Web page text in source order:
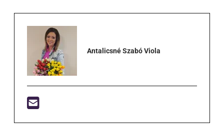
Antalicsné Szabó Viola